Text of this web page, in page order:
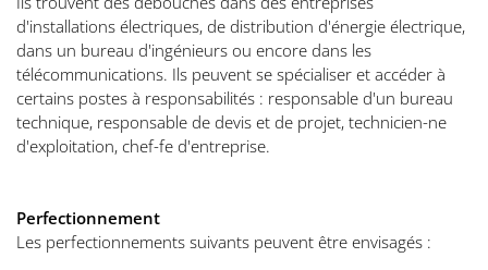
d'installations électriques, de distribution d'énergie électrique,
dans un bureau d'ingénieurs ou encore dans les
télécommunications. Ils peuvent se spécialiser et accéder à
certains postes à responsabilités : responsable d'un bureau
technique, responsable de devis et de projet, technicien-ne
d'exploitation, chef-fe d'entreprise.
Perfectionnement
Les perfectionnements suivants peuvent être envisagés :